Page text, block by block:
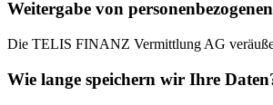
Weitergabe von
Die TELIS FINANZ Vermittlung AG
Wie lange speichern wir Ihre